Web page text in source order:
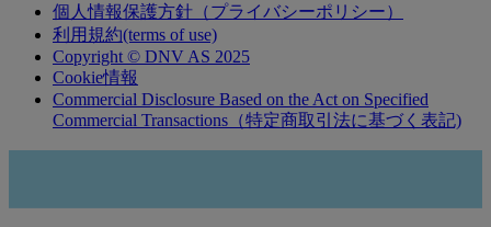
個人情報保護方針（プライバシーポリシー）
利用規約(terms of use)
Copyright © DNV AS 2025
Cookie情報
Commercial Disclosure Based on the Act on Specified
Commercial Transactions（特定商取引法に基づく表記)